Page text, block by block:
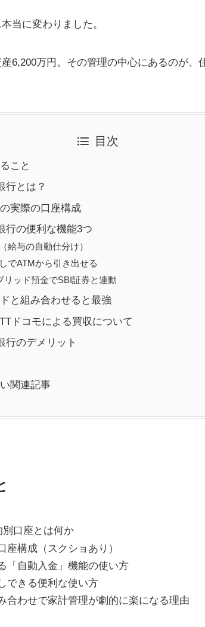
当に変わりました。
6,200万円。その管理の中心にあるのが、
目次
こと
行とは？
実際の口座構成
行の便利な機能3つ
給与の自動仕分け）
でATMから引き出せる
ッド預金でSBI証券と連動
と組み合わせると最強
ドコモによる買収について
行のデメリット
関連記事
口座とは何か
構成（スクショあり）
「自動入金」機能の使い方
できる便利な使い方
合わせで家計管理が劇的に楽になる理由